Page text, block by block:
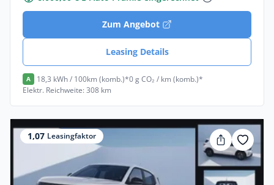
Zum Angebot
Leasing Details
A 18,3 kWh / 100km (komb.)*0 g CO₂ / km (komb.)*
Elektr. Reichweite: 308 km
1,07 Leasingfaktor